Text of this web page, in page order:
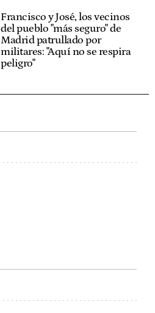
Francisco y José, los vecinos
del pueblo "más seguro" de
Madrid patrullado por
militares: "Aquí no se respira
peligro"